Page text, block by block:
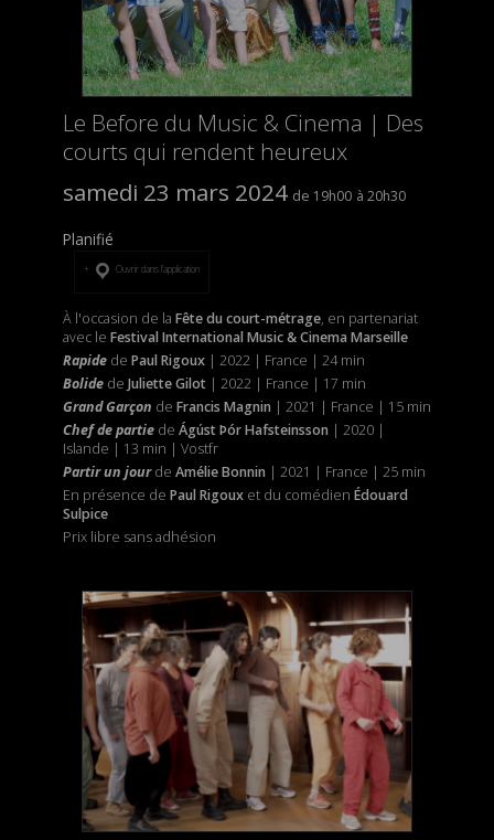
Le Before du Music & Cinema | Des
courts qui rendent heureux
samedi 23 mars 2024
19h00 20h30
Planifié
Ouvrir dans l’application
À l'occasion de la Fête du court-métrage, en partenariat
avec le Festival International Music & Cinema Marseille
Rapide de Paul Rigoux| 2022 | France | 24 min
Bolidede Juliette Gilot| 2022 | France | 17 min
Grand Garçon de Francis Magnin | 2021 | France | 15 min
Chef de partiede Ágúst Þór Hafsteinsson | 2020 |
Islande | 13 min | Vostfr
Partir un jourde Amélie Bonnin | 2021 | France | 25 min
En présence de Paul Rigouxet du comédien Édouard
Sulpice
Prix libre sans adhésion